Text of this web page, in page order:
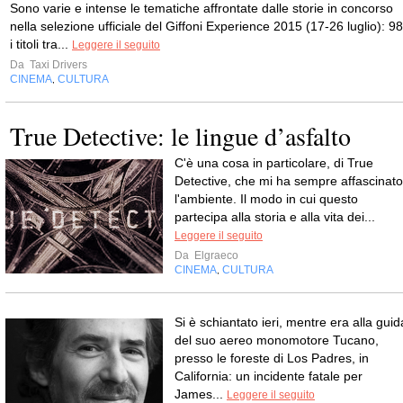
Sono varie e intense le tematiche affrontate dalle storie in concorso
nella selezione ufficiale del Giffoni Experience 2015 (17-26 luglio): 98
i titoli tra...
Leggere il seguito
Da Taxi Drivers
CINEMA CULTURA
True Detective: le lingue d’asfalto
C'è una cosa in particolare, di True
Detective, che mi ha sempre
l'ambiente. Il modo in cui questo
partecipa alla storia e alla vita dei...
Leggere il seguito
Da Elgraeco
CINEMA CULTURA
Si è schiantato ieri, mentre era alla
del suo aereo monomotore Tucano,
presso le foreste di Los Padres, in
California: un incidente fatale per
James...
Leggere il seguito